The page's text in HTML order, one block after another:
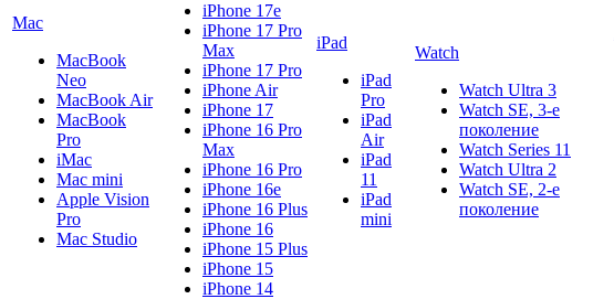
Mac
MacBook
Neo
MacBook Air
MacBook
Pro
iMac
Mac mini
Apple Vision
Pro
Mac Studio
iPhone 17e
iPhone 17 Pro
Max
iPhone 17 Pro
iPhone Air
iPhone 17
iPhone 16 Pro
Max
iPhone 16 Pro
iPhone 16e
iPhone 16 Plus
iPhone 16
iPhone 15 Plus
iPhone 15
iPhone 14
iPad
iPad
Pro
iPad
Air
iPad
11
iPad
mini
Watch
Watch Ultra 3
Watch SE, 3-е
поколение
Watch Series 11
Watch Ultra 2
Watch SE, 2-е
поколение